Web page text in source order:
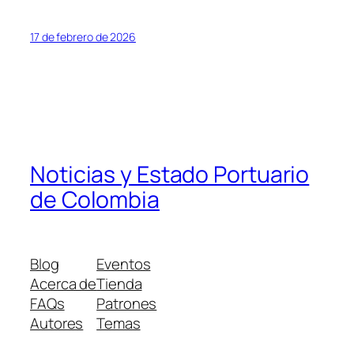
17 de febrero de 2026
Noticias y Estado Portuario
de Colombia
Blog
Acerca de
FAQs
Autores
Eventos
Tienda
Patrones
Temas